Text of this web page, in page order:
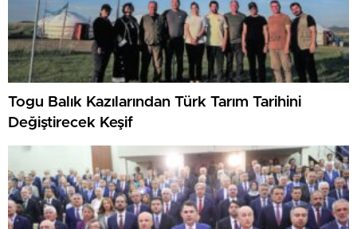
Togu Balık Kazılarından Türk Tarım Tarihini
Değiştirecek Keşif